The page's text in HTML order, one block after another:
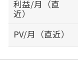
利益/月（直
近）
PV/月（直近）